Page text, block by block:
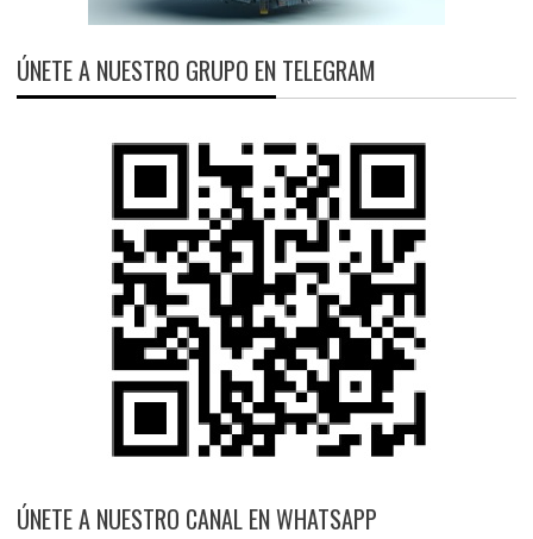
ÚNETE A NUESTRO GRUPO EN TELEGRAM
ÚNETE A NUESTRO CANAL EN WHATSAPP